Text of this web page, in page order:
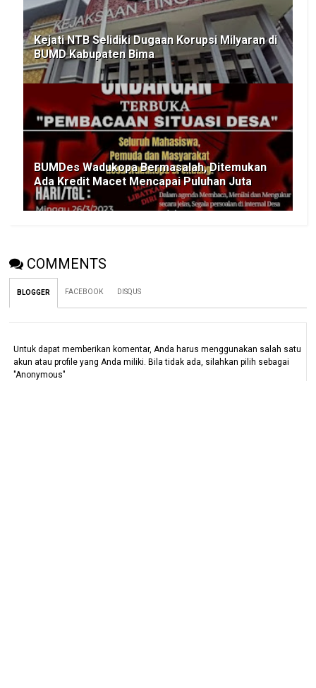
Kejati NTB Selidiki Dugaan Korupsi Milyaran di
BUMD Kabupaten Bima
BUMDes Wadukopa Bermasalah, Ditemukan
Ada Kredit Macet Mencapai Puluhan Juta
COMMENTS
BLOGGER FACEBOOK DISQUS
Untuk dapat memberikan komentar, Anda harus menggunakan salah satu
akun atau profile yang Anda miliki. Bila tidak ada, silahkan pilih sebagai
"Anonymous"